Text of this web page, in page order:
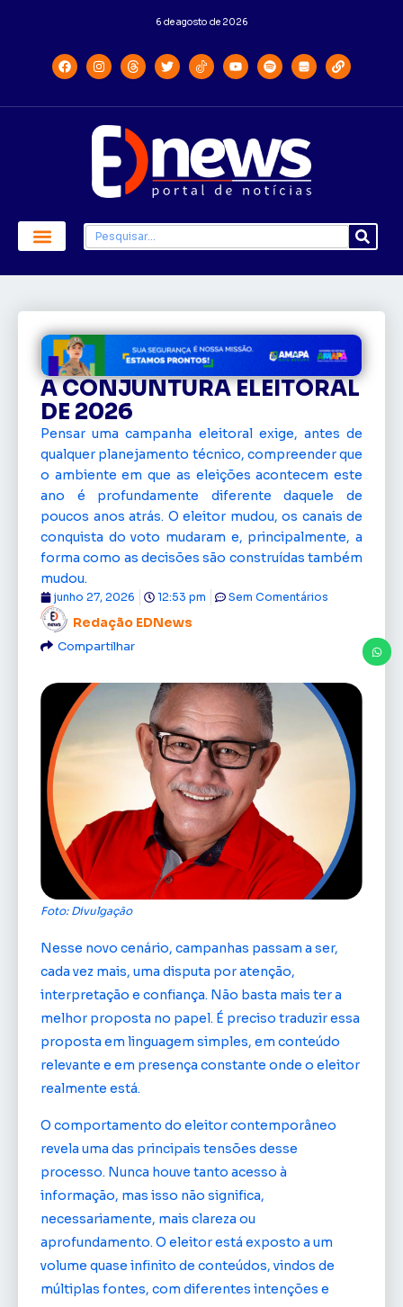
6 de agosto de 2026
A CONJUNTURA ELEITORAL
DE 2026
Pensar uma campanha eleitoral exige, antes de
qualquer planejamento técnico, compreender que
o ambiente em que as eleições acontecem este
ano é profundamente diferente daquele de
poucos anos atrás. O eleitor mudou, os canais de
conquista do voto mudaram e, principalmente, a
forma como as decisões são construídas também
mudou.
Redação EDNews
junho 27, 2026 12:53 pm Sem Comentários
Compartilhar
Foto: Divulgação
Nesse novo cenário, campanhas passam a ser,
cada vez mais, uma disputa por atenção,
interpretação e confiança. Não basta mais ter a
melhor proposta no papel. É preciso traduzir essa
proposta em linguagem simples, em conteúdo
relevante e em presença constante onde o eleitor
realmente está.
O comportamento do eleitor contemporâneo
revela uma das principais tensões desse
processo. Nunca houve tanto acesso à
informação, mas isso não significa,
necessariamente, mais clareza ou
aprofundamento. O eleitor está exposto a um
volume quase infinito de conteúdos, vindos de
múltiplas fontes, com diferentes intenções e